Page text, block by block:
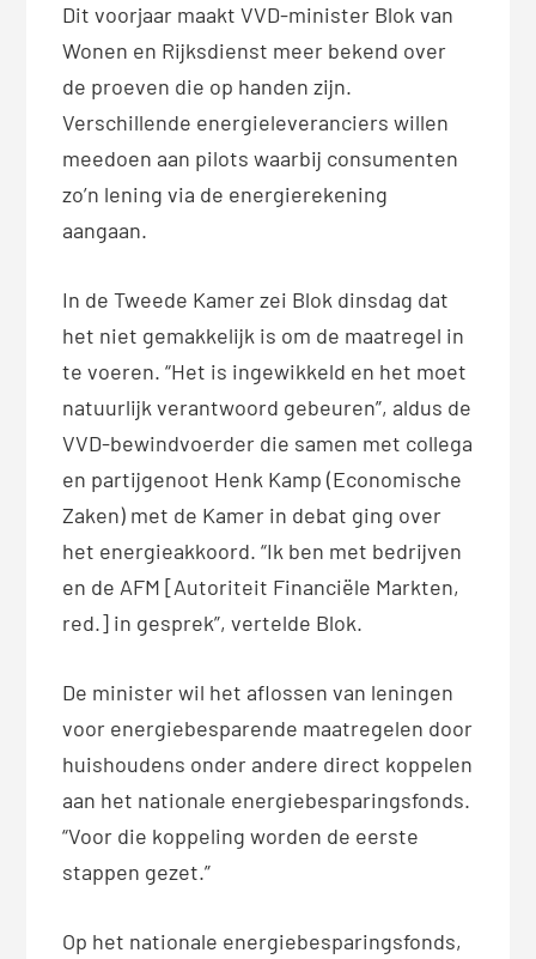
Dit voorjaar maakt VVD-minister Blok van
Wonen en Rijksdienst meer bekend over
de proeven die op handen zijn.
Verschillende energieleveranciers willen
meedoen aan pilots waarbij consumenten
zo’n lening via de energierekening
aangaan.
In de Tweede Kamer zei Blok dinsdag dat
het niet gemakkelijk is om de maatregel in
te voeren. “Het is ingewikkeld en het moet
natuurlijk verantwoord gebeuren”, aldus de
VVD-bewindvoerder die samen met collega
en partijgenoot Henk Kamp (Economische
Zaken) met de Kamer in debat ging over
het energieakkoord. “Ik ben met bedrijven
en de AFM [Autoriteit Financiële Markten,
red.] in gesprek”, vertelde Blok.
De minister wil het aflossen van leningen
voor energiebesparende maatregelen door
huishoudens onder andere direct koppelen
aan het nationale energiebesparingsfonds.
“Voor die koppeling worden de eerste
stappen gezet.”
Op het nationale energiebesparingsfonds,